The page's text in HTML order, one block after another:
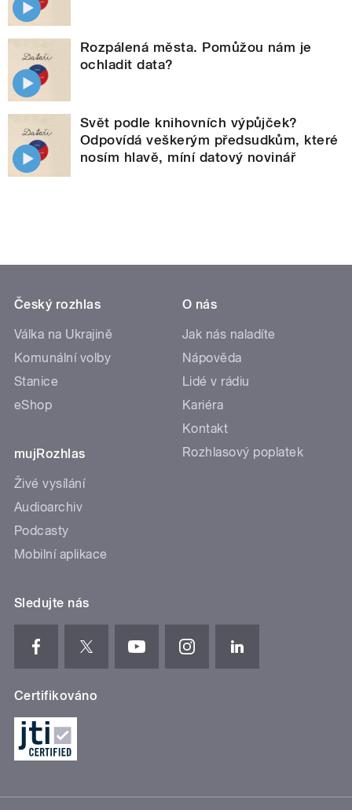
Rozpálená města. Pomůžou nám je
ochladit data?
Svět podle knihovních výpůjček?
Odpovídá veškerým předsudkům, které
nosím hlavě, míní datový novinář
Český rozhlas
Válka na Ukrajině
Komunální volby
Stanice
eShop
mujRozhlas
Živé vysílání
Audioarchiv
Podcasty
Mobilní aplikace
O nás
Jak nás naladíte
Nápověda
Lidé v rádiu
Kariéra
Kontakt
Rozhlasový poplatek
Sledujte nás
Certifikováno